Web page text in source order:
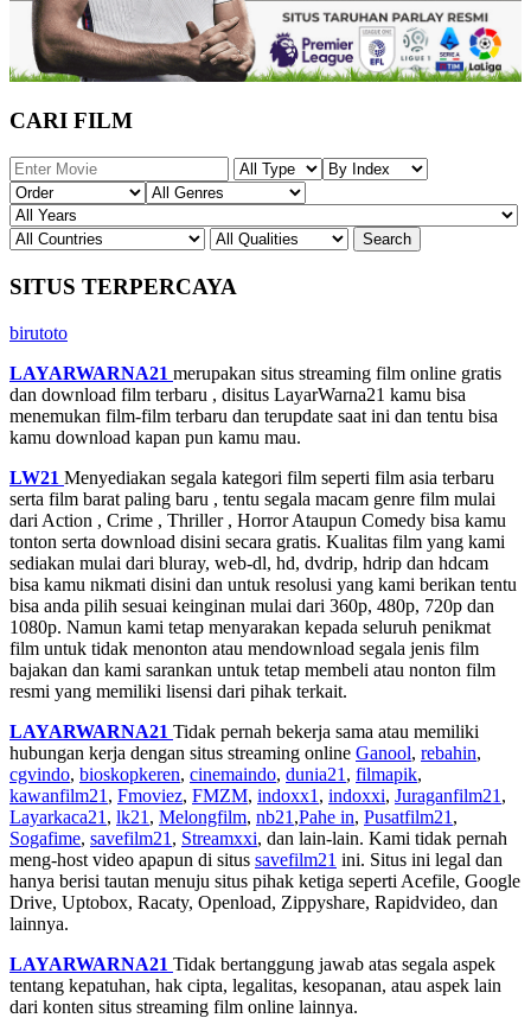
CARI FILM
SITUS TERPERCAYA
birutoto
LAYARWARNA21 merupakan situs streaming film online gratis
dan download film terbaru , disitus LayarWarna21 kamu bisa
menemukan film-film terbaru dan terupdate saat ini dan tentu bisa
kamu download kapan pun kamu mau.
LW21 Menyediakan segala kategori film seperti film asia terbaru
serta film barat paling baru , tentu segala macam genre film mulai
dari Action , Crime , Thriller , Horror Ataupun Comedy bisa kamu
tonton serta download disini secara gratis. Kualitas film yang kami
sediakan mulai dari bluray, web-dl, hd, dvdrip, hdrip dan hdcam
bisa kamu nikmati disini dan untuk resolusi yang kami berikan tentu
bisa anda pilih sesuai keinginan mulai dari 360p, 480p, 720p dan
1080p. Namun kami tetap menyarakan kepada seluruh penikmat
film untuk tidak menonton atau mendownload segala jenis film
bajakan dan kami sarankan untuk tetap membeli atau nonton film
resmi yang memiliki lisensi dari pihak terkait.
LAYARWARNA21 Tidak pernah bekerja sama atau memiliki
hubungan kerja dengan situs streaming online Ganool, rebahin,
cgvindo, bioskopkeren, cinemaindo, dunia21 , filmapik,
kawanfilm21 , Fmoviez, FMZM, indoxx1 , indoxxi, Juraganfilm21 ,
Layarkaca21 , lk21 , Melongfilm, nb21 ,Pahe in, Pusatfilm21 ,
Sogafime, savefilm21 , Streamxxi, dan lain-lain. Kami tidak pernah
meng-host video apapun di situs savefilm21 ini. Situs ini legal dan
hanya berisi tautan menuju situs pihak ketiga seperti Acefile, Google
Drive, Uptobox, Racaty, Openload, Zippyshare, Rapidvideo, dan
lainnya.
LAYARWARNA21 Tidak bertanggung jawab atas segala aspek
tentang kepatuhan, hak cipta, legalitas, kesopanan, atau aspek lain
dari konten situs streaming film online lainnya.